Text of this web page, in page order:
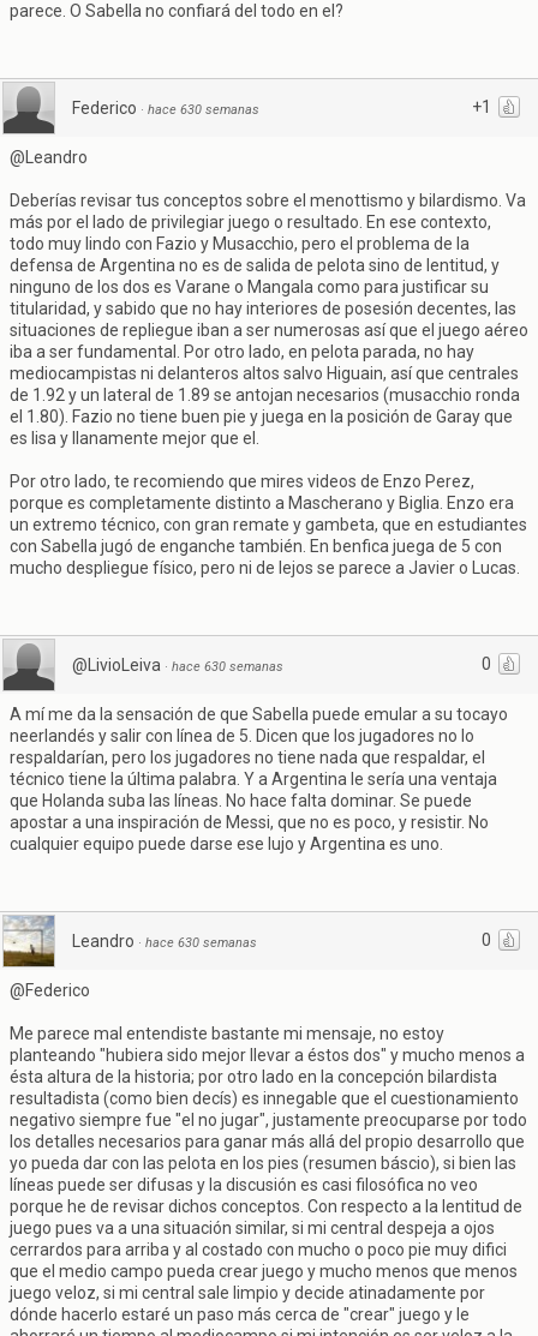
parece. O Sabella no confiará del todo en el?
+1
Federico · hace 630 semanas
@Leandro
Deberías revisar tus conceptos sobre el menottismo y bilardismo. Va
más por el lado de privilegiar juego o resultado. En ese contexto,
todo muy lindo con Fazio y Musacchio, pero el problema de la
defensa de Argentina no es de salida de pelota sino de lentitud, y
ninguno de los dos es Varane o Mangala como para justificar su
titularidad, y sabido que no hay interiores de posesión decentes, las
situaciones de repliegue iban a ser numerosas así que el juego aéreo
iba a ser fundamental. Por otro lado, en pelota parada, no hay
mediocampistas ni delanteros altos salvo Higuain, así que centrales
de 1.92 y un lateral de 1.89 se antojan necesarios (musacchio ronda
el 1.80). Fazio no tiene buen pie y juega en la posición de Garay que
es lisa y llanamente mejor que el.
Por otro lado, te recomiendo que mires videos de Enzo Perez,
porque es completamente distinto a Mascherano y Biglia. Enzo era
un extremo técnico, con gran remate y gambeta, que en estudiantes
con Sabella jugó de enganche también. En benfica juega de 5 con
mucho despliegue físico, pero ni de lejos se parece a Javier o Lucas.
0
@LivioLeiva · hace 630 semanas
A mí me da la sensación de que Sabella puede emular a su tocayo
neerlandés y salir con línea de 5. Dicen que los jugadores no lo
respaldarían, pero los jugadores no tiene nada que respaldar, el
técnico tiene la última palabra. Y a Argentina le sería una ventaja
que Holanda suba las líneas. No hace falta dominar. Se puede
apostar a una inspiración de Messi, que no es poco, y resistir. No
cualquier equipo puede darse ese lujo y Argentina es uno.
0
Leandro · hace 630 semanas
@Federico
Me parece mal entendiste bastante mi mensaje, no estoy
planteando "hubiera sido mejor llevar a éstos dos" y mucho menos a
ésta altura de la historia; por otro lado en la concepción bilardista
resultadista (como bien decís) es innegable que el cuestionamiento
negativo siempre fue "el no jugar", justamente preocuparse por todo
los detalles necesarios para ganar más allá del propio desarrollo que
yo pueda dar con las pelota en los pies (resumen báscio), si bien las
líneas puede ser difusas y la discusión es casi filosófica no veo
porque he de revisar dichos conceptos. Con respecto a la lentitud de
juego pues va a una situación similar, si mi central despeja a ojos
cerrardos para arriba y al costado con mucho o poco pie muy difici
que el medio campo pueda crear juego y mucho menos que menos
juego veloz, si mi central sale limpio y decide atinadamente por
dónde hacerlo estaré un paso más cerca de "crear" juego y le